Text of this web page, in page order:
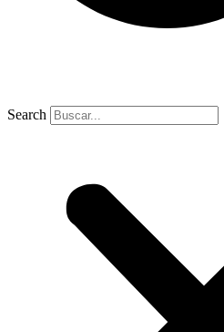
Search